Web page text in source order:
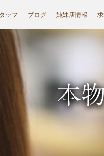
ッフ ブログ 姉妹店情報